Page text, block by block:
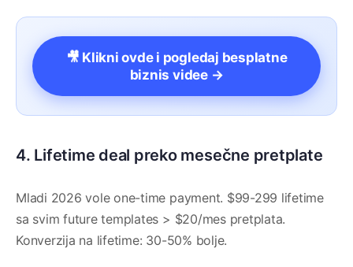
🎥 Klikni ovde i pogledaj besplatne
biznis videe →
4. Lifetime deal preko mesečne pretplate
Mladi 2026 vole one-time payment. $99-299 lifetime
sa svim future templates > $20/mes pretplata.
Konverzija na lifetime: 30-50% bolje.